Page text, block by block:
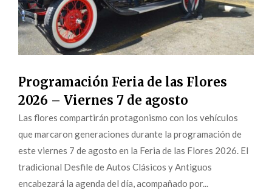
Programación Feria de las Flores
2026 – Viernes 7 de agosto
Las flores compartirán protagonismo con los vehículos
que marcaron generaciones durante la programación de
este viernes 7 de agosto en la Feria de las Flores 2026. El
tradicional Desfile de Autos Clásicos y Antiguos
encabezará la agenda del día, acompañado por...